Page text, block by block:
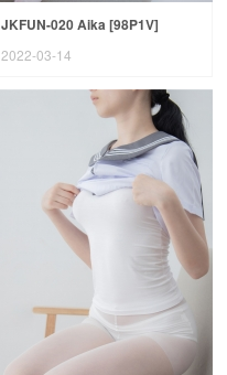
JKFUN-020 Aika [98P1V]
2022-03-14